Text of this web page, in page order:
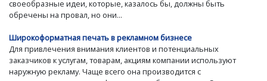
своеобразные идеи, которые, казалось бы, должны быть
обречены на провал, но они...
Широкоформатная печать в рекламном бизнесе
Для привлечения внимания клиентов и потенциальных
заказчиков к услугам, товарам, акциям компании используют
наружную рекламу. Чаще всего она производится с